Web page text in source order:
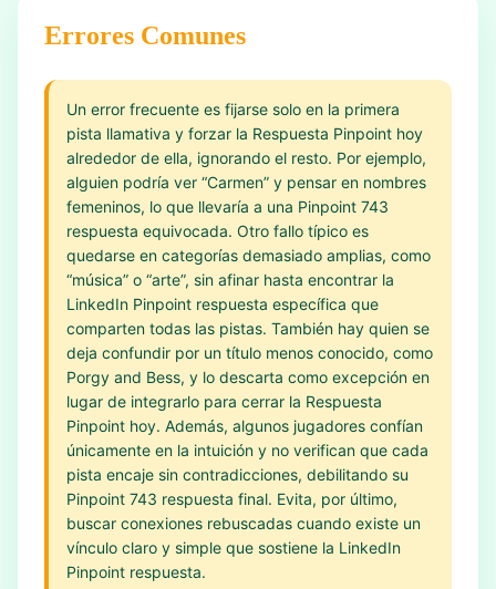
Errores Comunes
Un error frecuente es fijarse solo en la primera
pista llamativa y forzar la Respuesta Pinpoint hoy
alrededor de ella, ignorando el resto. Por ejemplo,
alguien podría ver “Carmen” y pensar en nombres
femeninos, lo que llevaría a una Pinpoint 743
respuesta equivocada. Otro fallo típico es
quedarse en categorías demasiado amplias, como
“música” o “arte”, sin afinar hasta encontrar la
LinkedIn Pinpoint respuesta específica que
comparten todas las pistas. También hay quien se
deja confundir por un título menos conocido, como
Porgy and Bess, y lo descarta como excepción en
lugar de integrarlo para cerrar la Respuesta
Pinpoint hoy. Además, algunos jugadores confían
únicamente en la intuición y no verifican que cada
pista encaje sin contradicciones, debilitando su
Pinpoint 743 respuesta final. Evita, por último,
buscar conexiones rebuscadas cuando existe un
vínculo claro y simple que sostiene la LinkedIn
Pinpoint respuesta.